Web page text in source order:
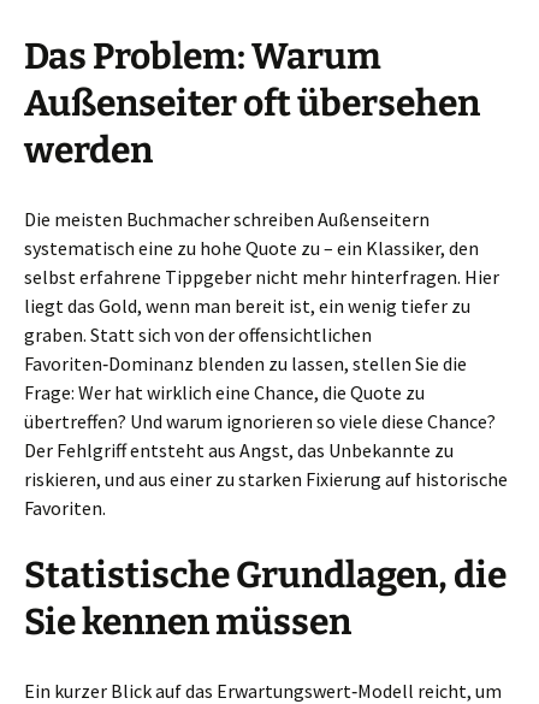
Das Problem: Warum
Außenseiter oft übersehen
werden
Die meisten Buchmacher schreiben Außenseitern
systematisch eine zu hohe Quote zu – ein Klassiker, den
selbst erfahrene Tippgeber nicht mehr hinterfragen. Hier
liegt das Gold, wenn man bereit ist, ein wenig tiefer zu
graben. Statt sich von der offensichtlichen
Favoriten‑Dominanz blenden zu lassen, stellen Sie die
Frage: Wer hat wirklich eine Chance, die Quote zu
übertreffen? Und warum ignorieren so viele diese Chance?
Der Fehlgriff entsteht aus Angst, das Unbekannte zu
riskieren, und aus einer zu starken Fixierung auf historische
Favoriten.
Statistische Grundlagen, die
Sie kennen müssen
Ein kurzer Blick auf das Erwartungswert‑Modell reicht, um